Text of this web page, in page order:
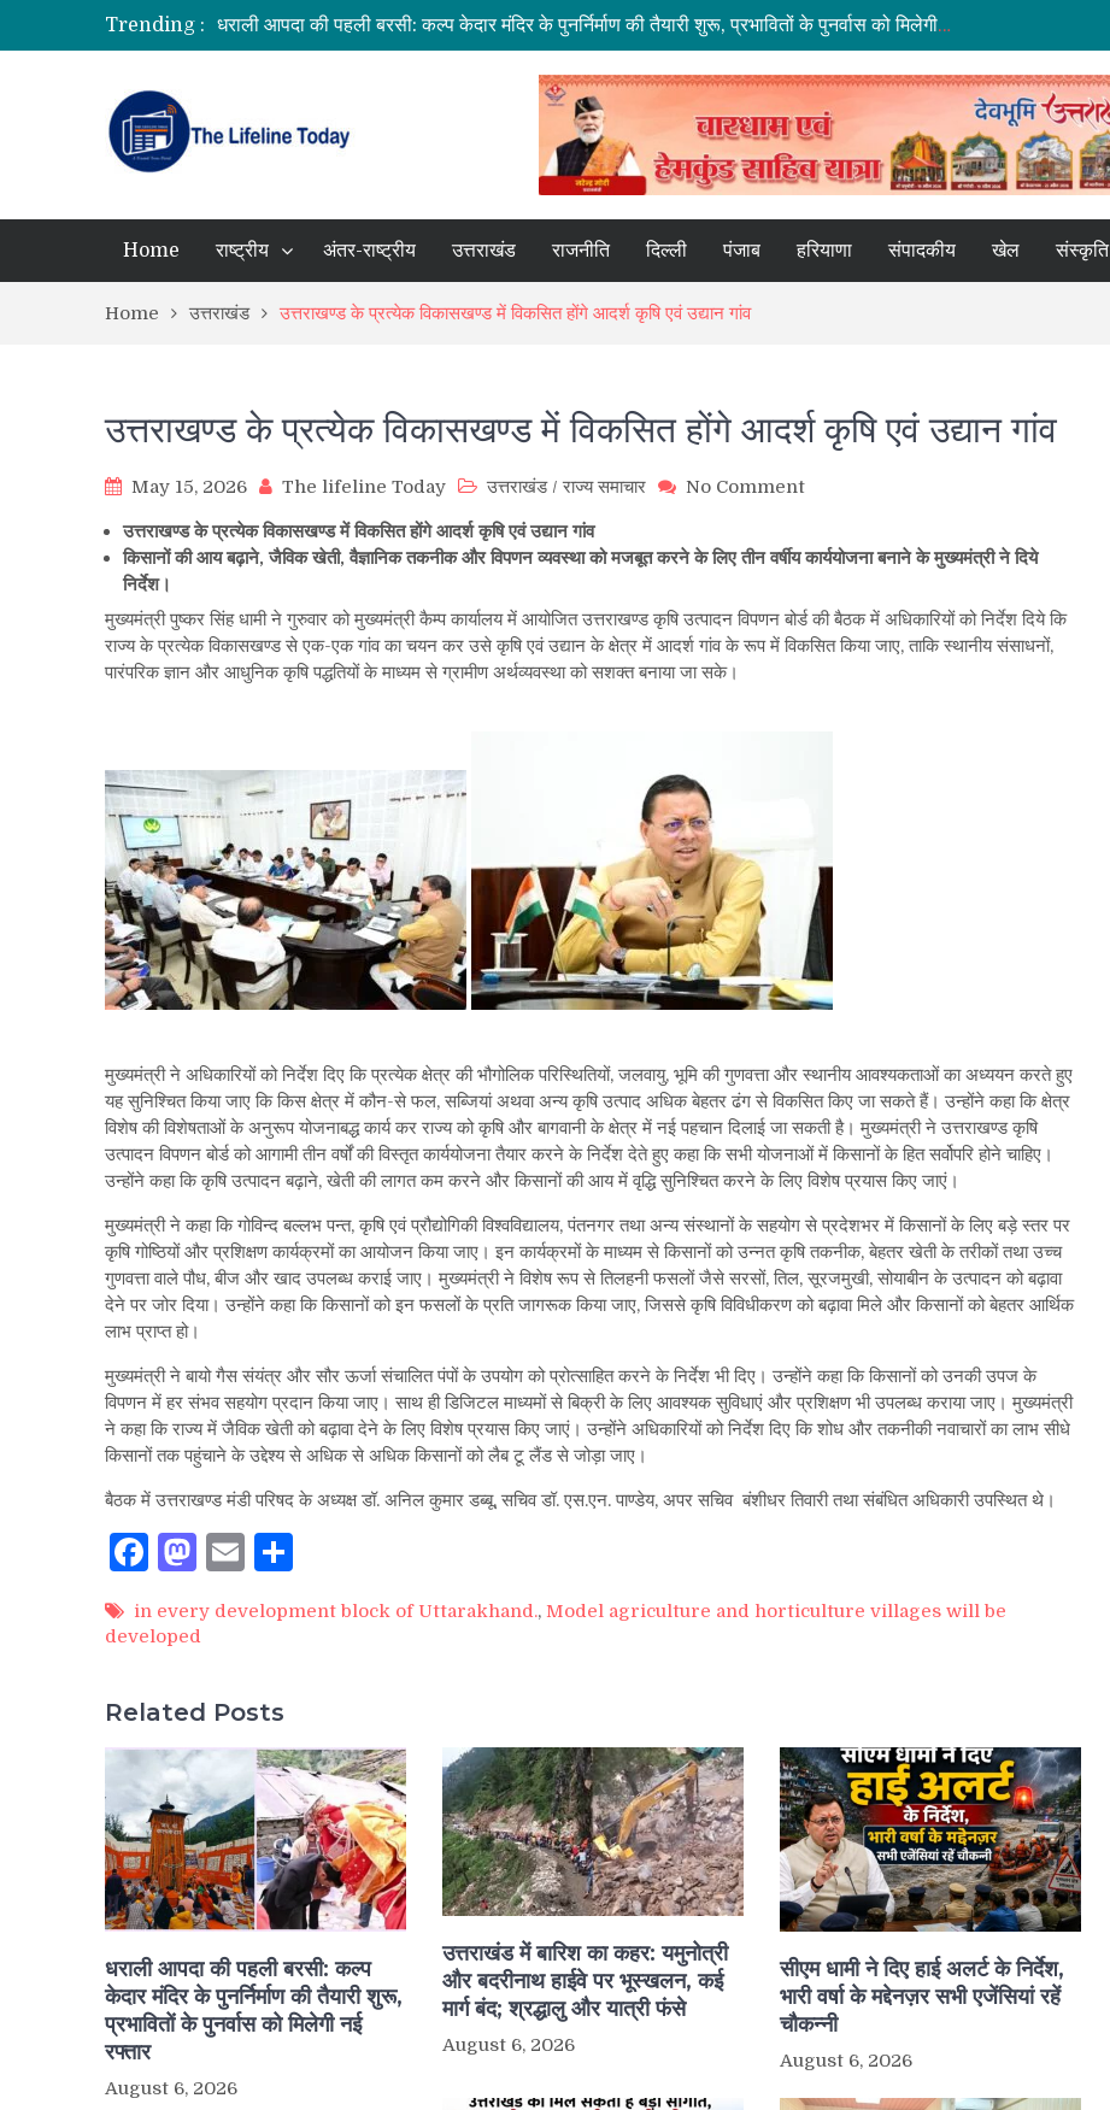
Trending :
धराली आपदा की पहली बरसी: कल्प केदार मंदिर के पुनर्निर्माण की तैयारी शुरू, प्रभावितों के पुनर्वास को मिलेगी नई रफ्तार
उत्तराखंड में बारिश का कहर: यमुनोत्री और बदरीनाथ हाईवे पर भूस्खलन, कई मार्ग बंद; श्रद्धालु और यात्री फंसे
सीएम धामी ने दिए हाई अलर्ट के निर्देश, भारी वर्षा के मद्देनज़र सभी एजेंसियां रहें चौकन्नी
उत्तराखंड को मिल सकती है बड़ी सौगात, EPFO के नए कार्यालय खोलने पर केंद्र सरकार विचाररत
भारत में आएंगे प्लास्टिक के नोट! RBI ने शुरू की तैयारी, 2028 तक ₹10 और ₹20 के पॉलीमर नोट होंगे जारी
Home राष्ट्रीय अंतर-राष्ट्रीय उत्तराखंड राजनीति दिल्ली पंजाब हरियाणा संपादकीय खेल संस्कृति
Home उत्तराखंड उत्तराखण्ड के प्रत्येक विकासखण्ड में विकसित होंगे आदर्श कृषि एवं उद्यान गांव
उत्तराखण्ड के प्रत्येक विकासखण्ड में विकसित होंगे आदर्श कृषि एवं उद्यान गांव
May 15, 2026 The lifeline Today उत्तराखंड/राज्य समाचार No Commenton
प्रत्येक
में
विकसित
उत्तराखण्ड के प्रत्येक विकासखण्ड में विकसित होंगे आदर्श कृषि एवं उद्यान गांव
किसानों की आय बढ़ाने, जैविक खेती, वैज्ञानिक तकनीक और विपणन व्यवस्था को मजबूत करने के लिए तीन वर्षीय कार्ययोजना बनाने के मुख्यमंत्री ने दिये
निर्देश।
मुख्यमंत्री पुष्कर सिंह धामी ने गुरुवार को मुख्यमंत्री कैम्प कार्यालय में आयोजित उत्तराखण्ड कृषि उत्पादन विपणन बोर्ड की बैठक में अधिकारियों को निर्देश दिये कि
राज्य के प्रत्येक विकासखण्ड से एक-एक गांव का चयन कर उसे कृषि एवं उद्यान के क्षेत्र में आदर्श गांव के रूप में विकसित किया जाए, ताकि स्थानीय संसाधनों,
पारंपरिक ज्ञान और आधुनिक कृषि पद्धतियों के माध्यम से ग्रामीण अर्थव्यवस्था को सशक्त बनाया जा सके।
मुख्यमंत्री ने अधिकारियों को निर्देश दिए कि प्रत्येक क्षेत्र की भौगोलिक परिस्थितियों, जलवायु, भूमि की गुणवत्ता और स्थानीय आवश्यकताओं का अध्ययन करते हुए
यह सुनिश्चित किया जाए कि किस क्षेत्र में कौन-से फल, सब्जियां अथवा अन्य कृषि उत्पाद अधिक बेहतर ढंग से विकसित किए जा सकते हैं। उन्होंने कहा कि क्षेत्र
विशेष की विशेषताओं के अनुरूप योजनाबद्ध कार्य कर राज्य को कृषि और बागवानी के क्षेत्र में नई पहचान दिलाई जा सकती है। मुख्यमंत्री ने उत्तराखण्ड कृषि
उत्पादन विपणन बोर्ड को आगामी तीन वर्षों की विस्तृत कार्ययोजना तैयार करने के निर्देश देते हुए कहा कि सभी योजनाओं में किसानों के हित सर्वोपरि होने चाहिए।
उन्होंने कहा कि कृषि उत्पादन बढ़ाने, खेती की लागत कम करने और किसानों की आय में वृद्धि सुनिश्चित करने के लिए विशेष प्रयास किए जाएं।
मुख्यमंत्री ने कहा कि गोविन्द बल्लभ पन्त, कृषि एवं प्रौद्योगिकी विश्वविद्यालय, पंतनगर तथा अन्य संस्थानों के सहयोग से प्रदेशभर में किसानों के लिए बड़े स्तर पर
कृषि गोष्ठियों और प्रशिक्षण कार्यक्रमों का आयोजन किया जाए। इन कार्यक्रमों के माध्यम से किसानों को उन्नत कृषि तकनीक, बेहतर खेती के तरीकों तथा उच्च
गुणवत्ता वाले पौध, बीज और खाद उपलब्ध कराई जाए। मुख्यमंत्री ने विशेष रूप से तिलहनी फसलों जैसे सरसों, तिल, सूरजमुखी, सोयाबीन के उत्पादन को बढ़ावा
देने पर जोर दिया। उन्होंने कहा कि किसानों को इन फसलों के प्रति जागरूक किया जाए, जिससे कृषि विविधीकरण को बढ़ावा मिले और किसानों को बेहतर आर्थिक
लाभ प्राप्त हो।
मुख्यमंत्री ने बायो गैस संयंत्र और सौर ऊर्जा संचालित पंपों के उपयोग को प्रोत्साहित करने के निर्देश भी दिए। उन्होंने कहा कि किसानों को उनकी उपज के
विपणन में हर संभव सहयोग प्रदान किया जाए। साथ ही डिजिटल माध्यमों से बिक्री के लिए आवश्यक सुविधाएं और प्रशिक्षण भी उपलब्ध कराया जाए। मुख्यमंत्री
ने कहा कि राज्य में जैविक खेती को बढ़ावा देने के लिए विशेष प्रयास किए जाएं। उन्होंने अधिकारियों को निर्देश दिए कि शोध और तकनीकी नवाचारों का लाभ सीधे
किसानों तक पहुंचाने के उद्देश्य से अधिक से अधिक किसानों को लैब टू लैंड से जोड़ा जाए।
बैठक में उत्तराखण्ड मंडी परिषद के अध्यक्ष डॉ. अनिल कुमार डब्बू, सचिव डॉ. एस.एन. पाण्डेय, अपर सचिव बंशीधर तिवारी तथा संबंधित अधिकारी उपस्थित थे।
Facebook
Mastodon
Email
in every development block of Uttarakhand., Model agriculture and horticulture villages will be
developed
Related Posts
धराली आपदा की पहली बरसी: कल्प
केदार मंदिर के पुनर्निर्माण की तैयारी शुरू,
प्रभावितों के पुनर्वास को मिलेगी नई
रफ्तार
August 6, 2026
उत्तराखंड में बारिश का कहर: यमुनोत्री
और बदरीनाथ हाईवे पर भूस्खलन, कई
मार्ग बंद; श्रद्धालु और यात्री फंसे
August 6, 2026
सीएम धामी ने दिए हाई अलर्ट के निर्देश,
भारी वर्षा के मद्देनज़र सभी एजेंसियां रहें
चौकन्नी
August 6, 2026